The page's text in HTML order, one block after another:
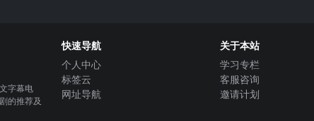
字幕电
的推荐及
快速导航
个人中心
标签云
网址导航
关于本站
学习专栏
客服咨询
邀请计划